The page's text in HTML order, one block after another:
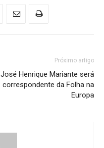
Próximo artigo
José Henrique Mariante será
correspondente da Folha na
Europa